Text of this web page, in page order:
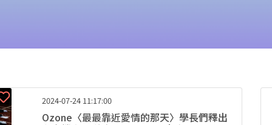
2024-07-24 11:17:00
Ozone〈最最靠近愛情的那天〉學長們釋出